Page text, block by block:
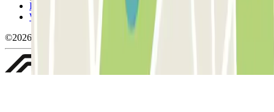
Politique de confidentialité
Whistleblowing
©2026 Parclick. Tous droits réservés